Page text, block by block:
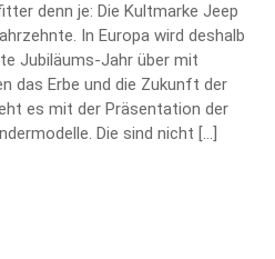
denn je: Die Kultmarke Jeep
In Europa wird deshalb
Jubiläums-Jahr über mit
das Erbe und die Zukunft der
es mit der Präsentation der
Die sind nicht […]